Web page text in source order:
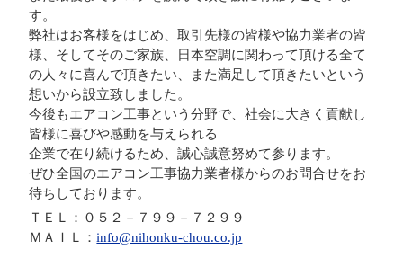
す。
弊社はお客様をはじめ、取引先様の皆様や協力業者の皆
様、そしてそのご家族、日本空調に関わって頂ける全て
の人々に喜んで頂きたい、また満足して頂きたいという
想いから設立致しました。
今後もエアコン工事という分野で、社会に大きく貢献し
皆様に喜びや感動を与えられる
企業で在り続けるため、誠心誠意努めて参ります。
ぜひ全国のエアコン工事協力業者様からのお問合せをお
待ちしております。
ＴＥＬ：０５２－７９９－７２９９
ＭＡＩＬ：info@nihonku-chou.co.jp